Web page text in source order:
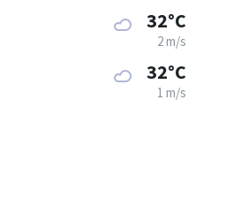
32°C
2 m/s
32°C
1 m/s